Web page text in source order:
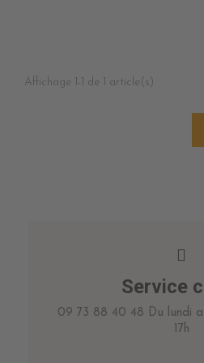
Affichage 1-1 de 1 article(s)
Service
09 73 88 40 48 Du lundi
17h